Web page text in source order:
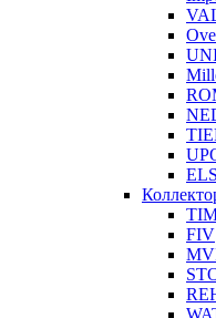
FIV